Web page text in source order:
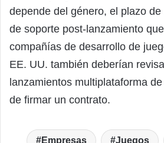
depende del género, el plazo de
de soporte post-lanzamiento
compañías de desarrollo de
EE. UU. también deberían
lanzamientos multiplataforma
de firmar un contrato.
Empresas Juegos